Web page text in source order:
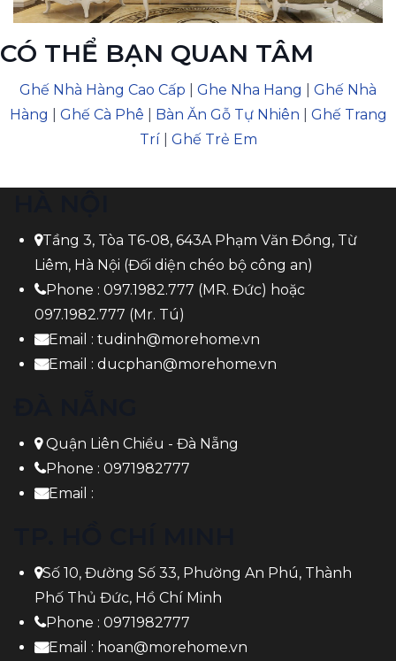
CÓ THỂ BẠN QUAN TÂM
Ghế Nhà Hàng Cao Cấp Ghe Nha Hang
Ghế Nhà
Hàng
Ghế Cà Phê Bàn Ăn Gỗ Tự Nhiên
Ghế Trang
Trí| Ghế Trẻ Em
Tầng 3, Tòa T6-08, 643A Phạm Văn Đồng, Từ
Liêm, Hà Nội (Đối diện chéo bộ công an)
Phone : 097.1982.777 (MR. Đức) hoặc
097.1982.777 (Mr. Tú)
Email : tudinh@morehome.vn
Email : ducphan@morehome.vn
Quận Liên Chiểu - Đà Nẵng
Phone : 0971982777
Email :
Số 10, Đường Số 33, Phường An Phú, Thành
Phố Thủ Đức, Hồ Chí Minh
Phone : 0971982777
Email : hoan@morehome.vn